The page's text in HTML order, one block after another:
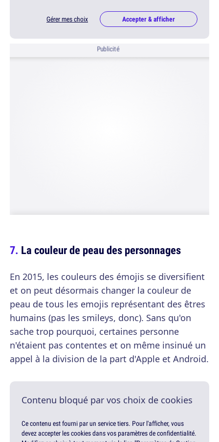
Gérer mes choix Accepter & afficher
Publicité
La couleur de peau des personnages
En 2015, les couleurs des émojis se diversifient
et on peut désormais changer la couleur de
peau de tous les emojis représentant des êtres
humains (pas les smileys, donc). Sans qu'on
sache trop pourquoi, certaines personne
n'étaient pas contentes et on même insinué un
appel à la division de la part d'Apple et Android.
Contenu bloqué par vos choix de cookies
Ce contenu est fourni par un service tiers. Pour l'afficher, vous
devez accepter les cookies dans vos paramètres de confidentialité.